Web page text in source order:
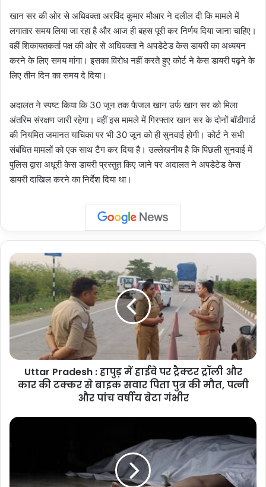
खान सर की ओर से अधिवक्ता अरविंद कुमार मौआर ने दलील दी कि मामले में
लगातार समय लिया जा रहा है और आज ही बहस पूरी कर निर्णय दिया जाना चाहिए।
वहीं शिकायतकर्ता पक्ष की ओर से अधिवक्ता ने अपडेटेड केस डायरी का अध्ययन
करने के लिए समय मांगा। इसका विरोध नहीं करते हुए कोर्ट ने केस डायरी पढ़ने के
लिए तीन दिन का समय दे दिया।
अदालत ने स्पष्ट किया कि 30 जून तक फैजल खान उर्फ खान सर को मिला
अंतरिम संरक्षण जारी रहेगा। वहीं इस मामले में गिरफ्तार खान सर के दोनों बॉडीगार्ड
की नियमित जमानत याचिका पर भी 30 जून को ही सुनवाई होगी। कोर्ट ने सभी
संबंधित मामलों को एक साथ टैग कर दिया है। उल्लेखनीय है कि पिछली सुनवाई में
पुलिस द्वारा अधूरी केस डायरी प्रस्तुत किए जाने पर अदालत ने अपडेटेड केस
डायरी दाखिल करने का निर्देश दिया था।
Uttar
Pradesh
:
हापुड़
में
हाईवे
ट्रॉली
कार
से
की
Uttar Pradesh : हापुड़ में हाईवे पर ट्रैक्टर ट्रॉली और
कार की टक्कर से बाइक सवार पिता पुत्र की मौत, पत्नी
और पांच वर्षीय बेटा गंभीर
Uttar
कोटला